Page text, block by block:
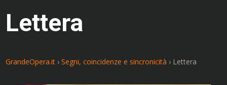
Lettera
GrandeOpera.it ›Segni, coincidenze e sincronicità › Lettera